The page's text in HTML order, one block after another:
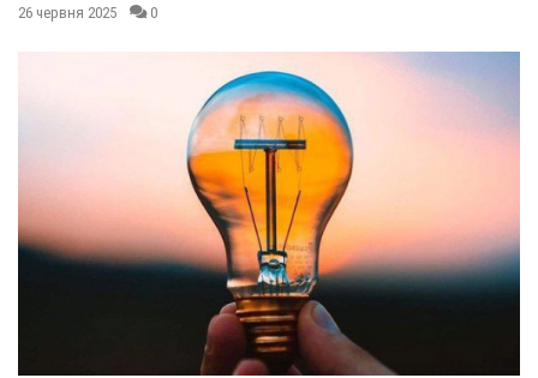
26 червня 2025 0